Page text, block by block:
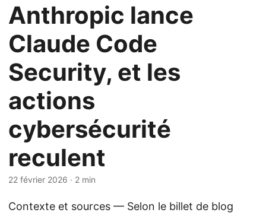
Anthropic lance
Claude Code
Security, et les
actions
cybersécurité
reculent
22 février 2026 · 2 min
Contexte et sources — Selon le billet de blog